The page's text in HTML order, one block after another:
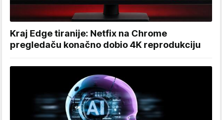
Kraj Edge tiranije: Netfix na Chrome
pregledaču konačno dobio 4K reprodukciju